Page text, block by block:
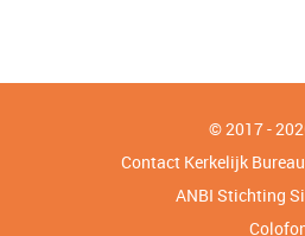
© 2017 -
Contact Kerkelijk
ANBI Stichting